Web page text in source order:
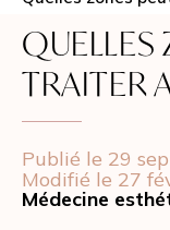
QUELLES
TRAITER
Publié le 29
Modifié le 27
Médecine